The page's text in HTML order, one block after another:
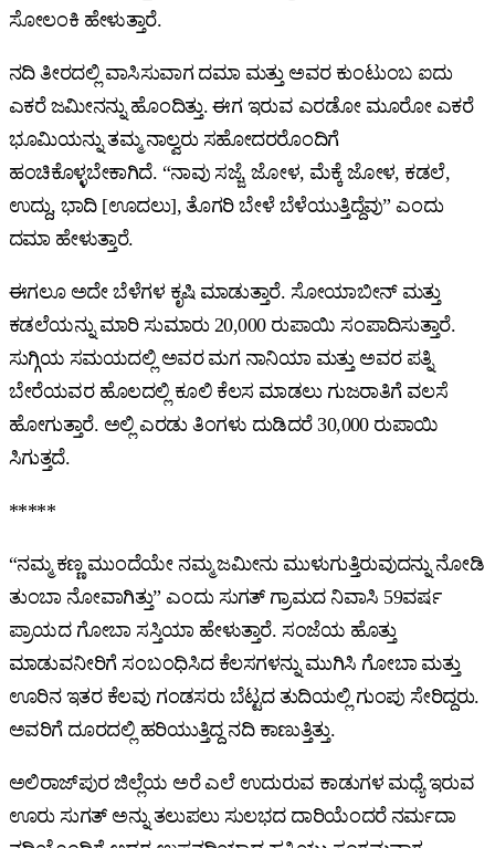
ಸೋಲಂಕಿ ಹೇಳುತ್ತಾರೆ.
ನದಿ ತೀರದಲ್ಲಿ ವಾಸಿಸುವಾಗ ದಮಾ ಮತ್ತು ಅವರ ಕುಂಟುಂಬ ಐದು
ಎಕರೆ ಜಮೀನನ್ನು ಹೊಂದಿತ್ತು. ಈಗ ಇರುವ ಎರಡೋ ಮೂರೋ ಎಕರೆ
ಭೂಮಿಯನ್ನು ತಮ್ಮ ನಾಲ್ವರು ಸಹೋದರರೊಂದಿಗೆ
ಹಂಚಿಕೊಳ್ಳಬೇಕಾಗಿದೆ. “ನಾವು ಸಜ್ಜೆ, ಜೋಳ, ಮೆಕ್ಕೆ ಜೋಳ, ಕಡಲೆ,
ಉದ್ದು, ಭಾದಿ [ಊದಲು], ತೊಗರಿ ಬೇಳೆ ಬೆಳೆಯುತ್ತಿದ್ದೆವು” ಎಂದು
ದಮಾ ಹೇಳುತ್ತಾರೆ.
ಈಗಲೂ ಅದೇ ಬೆಳೆಗಳ ಕೃಷಿ ಮಾಡುತ್ತಾರೆ. ಸೋಯಾಬೀನ್‌ ಮತ್ತು
ಕಡಲೆಯನ್ನು ಮಾರಿ ಸುಮಾರು 20,000 ರುಪಾಯಿ ಸಂಪಾದಿಸುತ್ತಾರೆ.
ಸುಗ್ಗಿಯ ಸಮಯದಲ್ಲಿ ಅವರ ಮಗ ನಾನಿಯಾ ಮತ್ತು ಅವರ ಪತ್ನಿ
ಬೇರೆಯವರ ಹೊಲದಲ್ಲಿ ಕೂಲಿ ಕೆಲಸ ಮಾಡಲು ಗುಜರಾತಿಗೆ ವಲಸೆ
ಹೋಗುತ್ತಾರೆ. ಅಲ್ಲಿ ಎರಡು ತಿಂಗಳು ದುಡಿದರೆ 30,000 ರುಪಾಯಿ
ಸಿಗುತ್ತದೆ.
*****
“ನಮ್ಮ ಕಣ್ಣ ಮುಂದೆಯೇ ನಮ್ಮ ಜಮೀನು ಮುಳುಗುತ್ತಿರುವುದನ್ನು ನೋಡಿ
ತುಂಬಾ ನೋವಾಗಿತ್ತು” ಎಂದು ಸುಗತ್‌ ಗ್ರಾಮದ ನಿವಾಸಿ 59ವರ್ಷ
ಪ್ರಾಯದ ಗೋಬಾ ಸಸ್ತಿಯಾ ಹೇಳುತ್ತಾರೆ. ಸಂಜೆಯ ಹೊತ್ತು
ಮಾಡುವನೀರಿಗೆ ಸಂಬಂಧಿಸಿದ ಕೆಲಸಗಳನ್ನು ಮುಗಿಸಿ ಗೋಬಾ ಮತ್ತು
ಊರಿನ ಇತರ ಕೆಲವು ಗಂಡಸರು ಬೆಟ್ಟದ ತುದಿಯಲ್ಲಿ ಗುಂಪು ಸೇರಿದ್ದರು.
ಅವರಿಗೆ ದೂರದಲ್ಲಿ ಹರಿಯುತ್ತಿದ್ದ ನದಿ ಕಾಣುತ್ತಿತ್ತು.
ಅಲಿರಾಜ್‌ಪುರ ಜಿಲ್ಲೆಯ ಅರೆ ಎಲೆ ಉದುರುವ ಕಾಡುಗಳ ಮಧ್ಯೆ ಇರುವ
ಊರು ಸುಗತ್‌ ಅನ್ನು ತಲುಪಲು ಸುಲಭದ ದಾರಿಯೆಂದರೆ ನರ್ಮದಾ